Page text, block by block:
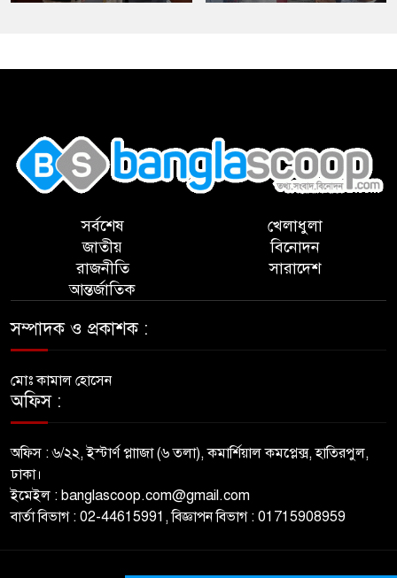
সর্বশেষ
জাতীয়
রাজনীতি
আন্তর্জাতিক
খেলাধুলা
বিনোদন
সারাদেশ
সম্পাদক ও প্রকাশক :
মোঃ কামাল হোসেন
অফিস :
অফিস : ৬/২২, ইস্টার্ণ প্লাাজা (৬ তলা), কমার্শিয়াল কমপ্লেক্স, হাতিরপুল,
ঢাকা।
ইমেইল : banglascoop.com@gmail.com
বার্তা বিভাগ : 02-44615991, বিজ্ঞাপন বিভাগ : 01715908959